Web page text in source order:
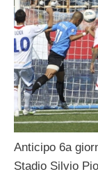
Anticipo 6a
Stadio Silvio